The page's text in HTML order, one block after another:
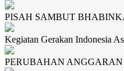
PISAH SAMBUT
Kegiatan Gerakan Indonesia
PERUBAHAN